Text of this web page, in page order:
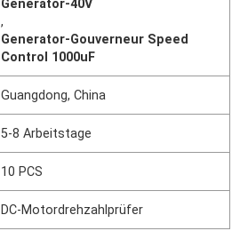
Generator-40V
,
Generator-Gouverneur Speed
Control 1000uF
Guangdong, China
5-8 Arbeitstage
10 PCS
DC-Motordrehzahlprüfer